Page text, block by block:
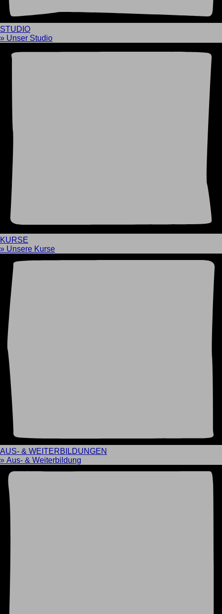
STUDIO
» Unser Studio
KURSE
» Unsere Kurse
AUS- & WEITERBILDUNGEN
» Aus- & Weiterbildung